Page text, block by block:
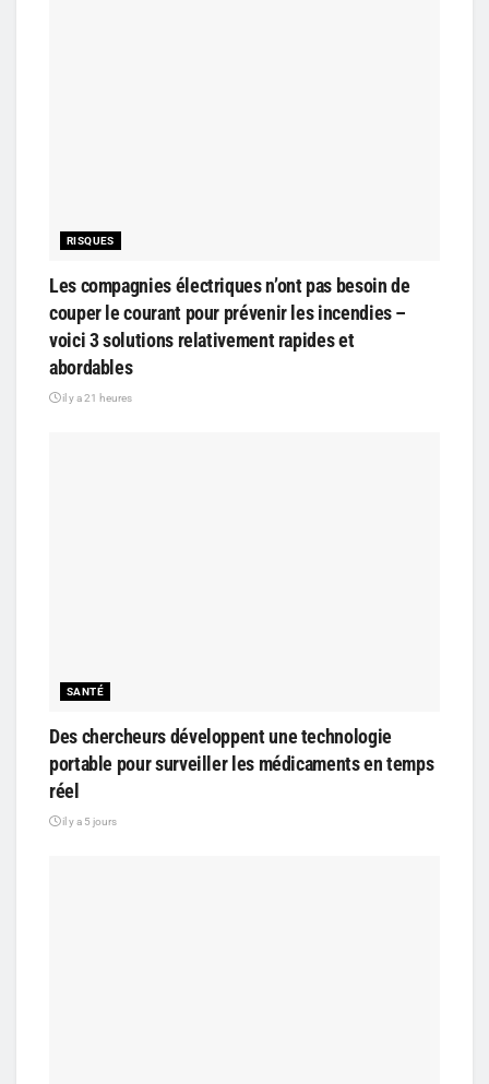
RISQUES
Les compagnies électriques n’ont pas besoin de
couper le courant pour prévenir les incendies –
voici 3 solutions relativement rapides et
abordables
il y a 21 heures
SANTÉ
Des chercheurs développent une technologie
portable pour surveiller les médicaments en temps
réel
il y a 5 jours